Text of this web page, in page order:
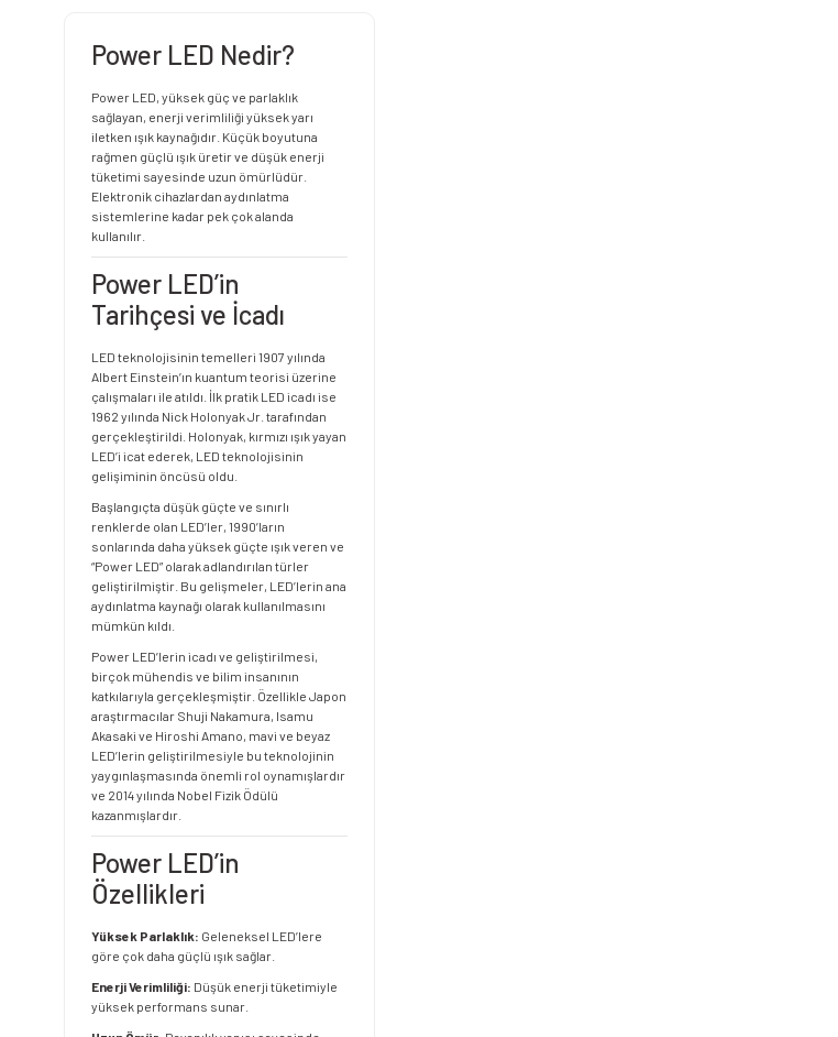
Power LED Nedir?
Power LED, yüksek güç ve parlaklık
sağlayan, enerji verimliliği yüksek yarı
iletken ışık kaynağıdır. Küçük boyutuna
rağmen güçlü ışık üretir ve düşük enerji
tüketimi sayesinde uzun ömürlüdür.
Elektronik cihazlardan aydınlatma
sistemlerine kadar pek çok alanda
kullanılır.
Power LED’in
Tarihçesi ve İcadı
LED teknolojisinin temelleri 1907 yılında
Albert Einstein’ın kuantum teorisi üzerine
çalışmaları ile atıldı. İlk pratik LED icadı ise
1962 yılında Nick Holonyak Jr. tarafından
gerçekleştirildi. Holonyak, kırmızı ışık yayan
LED’i icat ederek, LED teknolojisinin
gelişiminin öncüsü oldu.
Başlangıçta düşük güçte ve sınırlı
renklerde olan LED’ler, 1990’ların
sonlarında daha yüksek güçte ışık veren ve
“Power LED” olarak adlandırılan türler
geliştirilmiştir. Bu gelişmeler, LED’lerin ana
aydınlatma kaynağı olarak kullanılmasını
mümkün kıldı.
Power LED’lerin icadı ve geliştirilmesi,
birçok mühendis ve bilim insanının
katkılarıyla gerçekleşmiştir. Özellikle Japon
araştırmacılar Shuji Nakamura, Isamu
Akasaki ve Hiroshi Amano, mavi ve beyaz
LED’lerin geliştirilmesiyle bu teknolojinin
yaygınlaşmasında önemli rol oynamışlardır
ve 2014 yılında Nobel Fizik Ödülü
kazanmışlardır.
Power LED’in
Özellikleri
Yüksek Parlaklık: Geleneksel LED’lere
göre çok daha güçlü ışık sağlar.
Enerji Verimliliği: Düşük enerji tüketimiyle
yüksek performans sunar.